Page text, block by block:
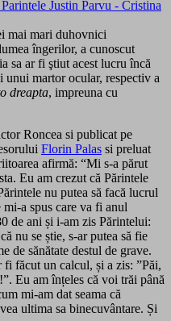
mai mari duhovnici
îngerilor, a cunoscut
sa ar fi ştiut acest lucru încă
martor ocular, respectiv a
dreapta, impreuna cu
Roncea si publicat pe
Florin Palas si preluat
afirmă: “Mi s-a părut
Eu am crezut că Părintele
nu putea să facă lucrul
mi-a spus care va fi anul
de ani și i-am zis Părintelui:
nu se știe, s-ar putea să fie
de sănătate destul de grave.
fi făcut un calcul, și a zis: ”Păi,
Eu am înțeles că voi trăi până
mi-am dat seama că
ultima sa binecuvântare. Și